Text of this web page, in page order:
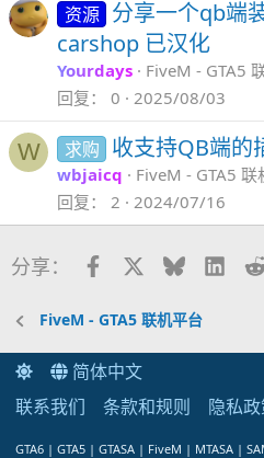
资源 分享一个qb端
carshop 已汉化
Yourdays
FiveM - GTA5
回复
0 2025/08/03
W 求购 收支持QB端的
wbjaicq
FiveM - GTA5 联
回复
2 2024/07/16
分享： FacebookBluesky
FiveM - GTA5 联机平台
简体中文
联系我们
条款和规则 隐私
GTA6 | GTA5 | GTASA | FiveM | MTASA |